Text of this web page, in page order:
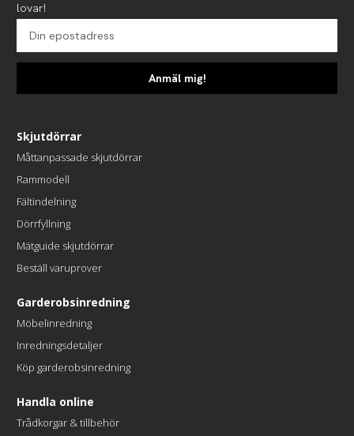
lovar!
Anmäl mig!
Skjutdörrar
Måttanpassade skjutdörrar
Rammodell
Fältindelning
Dörrfyllning
Mätguide skjutdörrar
Beställ varuprover
Garderobsinredning
Möbelinredning
Inredningsdetaljer
Köp garderobsinredning
Handla online
Trådkorgar & tillbehör